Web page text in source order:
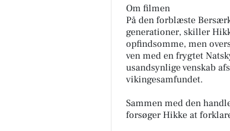
Om filmen
På den forblæste
generationer, skiller
opfindsomme, men
ven med en frygtet
usandsynlige venskab
vikingesamfundet.
Sammen med den
forsøger Hikke at